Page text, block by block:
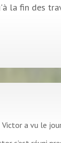
la fin des
Victor a vu le